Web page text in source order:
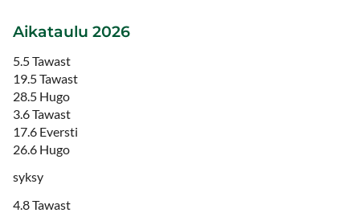
Aikataulu 2026
5.5 Tawast
19.5 Tawast
28.5 Hugo
3.6 Tawast
17.6 Eversti
26.6 Hugo
syksy
4.8 Tawast